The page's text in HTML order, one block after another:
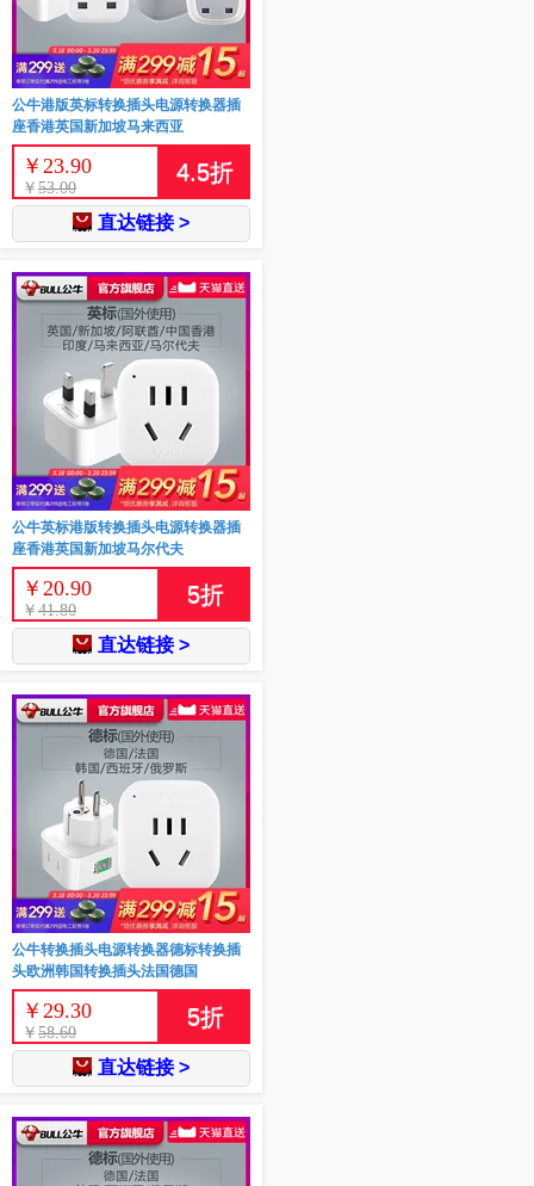
公牛港版英标转换插头电源转换器插
座香港英国新加坡马来西亚
￥ 23.90
￥ 53.00
4.5折
直达链接 >
公牛英标港版转换插头电源转换器插
座香港英国新加坡马尔代夫
￥ 20.90
￥ 41.80
5折
直达链接 >
公牛转换插头电源转换器德标转换插
头欧洲韩国转换插头法国德国
￥ 29.30
￥ 58.60
5折
直达链接 >